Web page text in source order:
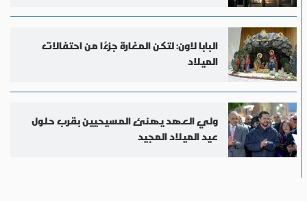
البابا لاون: لتكن المغارة جزءًا من احتفالات
الميلاد
ولي العهد يهنئ المسيحيين بقرب حلول
عيد الميلاد المجيد